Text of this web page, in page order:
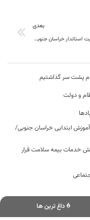
بعدی
پیام تسلیت استاندار خراسان جنوبی به مناسبت سانحه سقوط هواپیمای مسافربری تهران- یاسوج
پشت سر گذاشتیم
و دولت
ابتدایی خراسان جنوبی/
خدمات بیمه سلامت قرار
داغ ترین ها